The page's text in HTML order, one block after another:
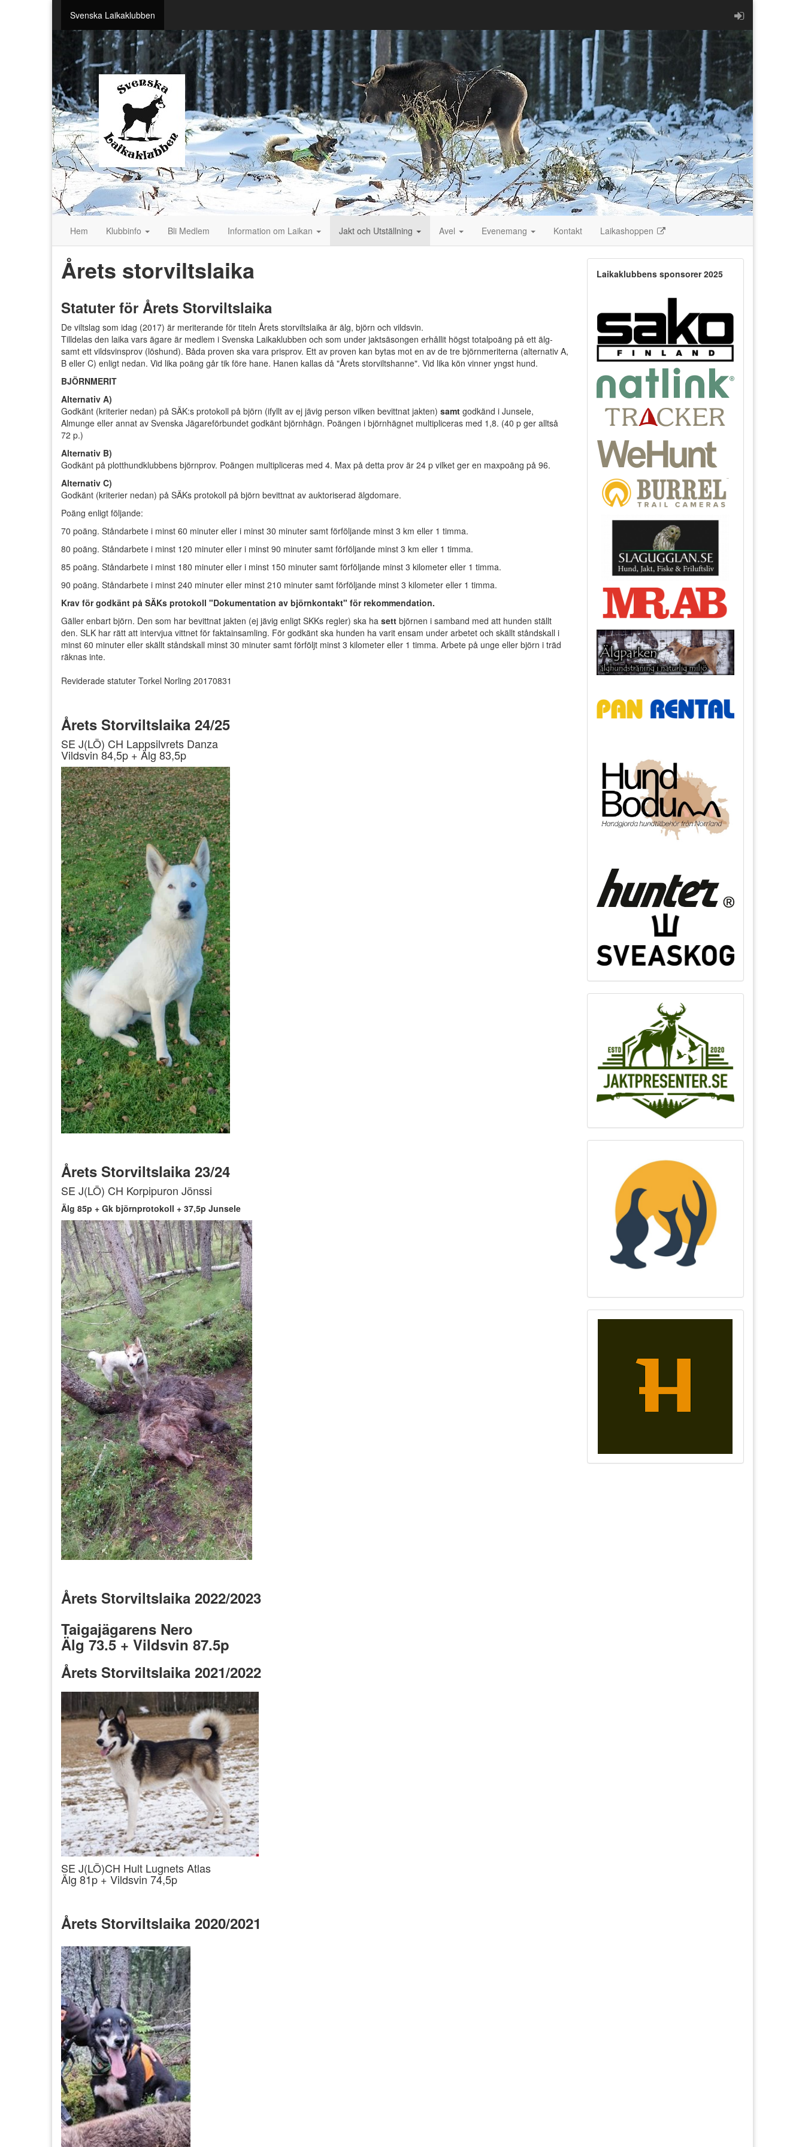
Svenska Laikaklubben
Hem Klubbinfo Bli Medlem Information om Laikan Jakt och Utställning Avel Evenemang Kontakt Laikashoppen
Årets storviltslaika
Statuter för Årets Storviltslaika
De viltslag som idag (2017) är meriterande för titeln Årets storviltslaika är älg, björn och vildsvin.
Tilldelas den laika vars ägare är medlem i Svenska Laikaklubben och som under jaktsäsongen erhållit högst totalpoäng på ett älg-
samt ett vildsvinsprov (löshund). Båda proven ska vara prisprov. Ett av proven kan bytas mot en av de tre björnmeriterna (alternativ A,
B eller C) enligt nedan. Vid lika poäng går tik före hane. Hanen kallas då "Årets storviltshanne". Vid lika kön vinner yngst hund.
BJÖRNMERIT
Alternativ A)
Godkänt (kriterier nedan) på SÄK:s protokoll på björn (ifyllt av ej jävig person vilken bevittnat jakten) samt godkänd i Junsele,
Almunge eller annat av Svenska Jägareförbundet godkänt björnhägn. Poängen i björnhägnet multipliceras med 1,8. (40 p ger alltså
72 p.)
Alternativ B)
Godkänt på plotthundklubbens björnprov. Poängen multipliceras med 4. Max på detta prov är 24 p vilket ger en maxpoäng på 96.
Alternativ C)
Godkänt (kriterier nedan) på SÄKs protokoll på björn bevittnat av auktoriserad älgdomare.
Poäng enligt följande:
70 poäng. Ståndarbete i minst 60 minuter eller i minst 30 minuter samt förföljande minst 3 km eller 1 timma.
80 poäng. Ståndarbete i minst 120 minuter eller i minst 90 minuter samt förföljande minst 3 km eller 1 timma.
85 poäng. Ståndarbete i minst 180 minuter eller i minst 150 minuter samt förföljande minst 3 kilometer eller 1 timma.
90 poäng. Ståndarbete i minst 240 minuter eller minst 210 minuter samt förföljande minst 3 kilometer eller 1 timma.
Krav för godkänt på SÄKs protokoll "Dokumentation av björnkontakt" för rekommendation.
Gäller enbart björn. Den som har bevittnat jakten (ej jävig enligt SKKs regler) ska ha sett björnen i samband med att hunden ställt
den. SLK har rätt att intervjua vittnet för faktainsamling. För godkänt ska hunden ha varit ensam under arbetet och skällt ståndskall i
minst 60 minuter eller skällt ståndskall minst 30 minuter samt förföljt minst 3 kilometer eller 1 timma. Arbete på unge eller björn i träd
räknas inte.
Reviderade statuter Torkel Norling 20170831
Årets Storviltslaika 24/25
SE J(LÖ) CH Lappsilvrets Danza
Vildsvin 84,5p + Älg 83,5p
Årets Storviltslaika 23/24
SE J(LÖ) CH Korpipuron Jönssi
Älg 85p + Gk björnprotokoll + 37,5p Junsele
Årets Storviltslaika 2022/2023
Taigajägarens Nero
Älg 73.5 + Vildsvin 87.5p
Årets Storviltslaika 2021/2022
SE J(LÖ)CH Hult Lugnets Atlas
Älg 81p + Vildsvin 74,5p
Årets Storviltslaika 2020/2021
Laikaklubbens sponsorer 2025